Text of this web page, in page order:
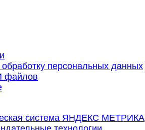
персональных данных
файлов
система ЯНДЕКС МЕТРИКА